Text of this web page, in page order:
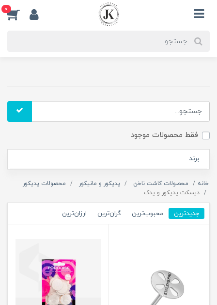
0
فقط محصولات موجود
برند
خانه محصولات کاشت ناخن پدیکور و مانیکور
محصولات پدیکور
دیسکت پدیکور و یدک
جدیدترین محبوب‌ترین گران‌ترین ارزان‌ترین